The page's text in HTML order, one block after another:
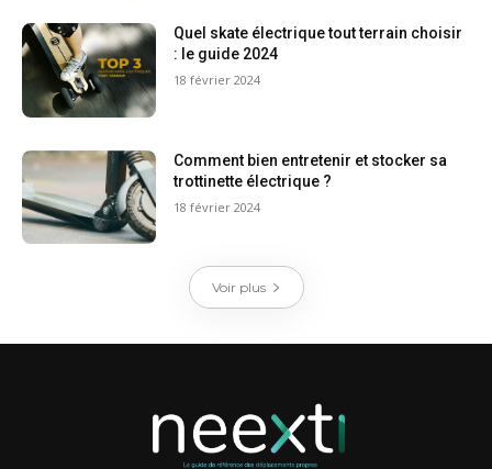
Quel skate électrique tout terrain choisir
: le guide 2024
18 février 2024
Comment bien entretenir et stocker sa
trottinette électrique ?
18 février 2024
Voir plus